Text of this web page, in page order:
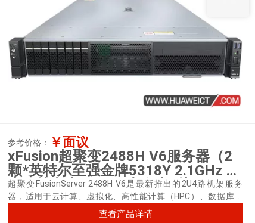
参考价格： ￥面议
xFusion超聚变2488H V6服务器（2
颗*英特尔至强金牌5318Y 2.1GHz 四
十八核心丨128GB 内存丨8块*600GB
SAS硬盘丨SR430C-M 1G缓存阵列卡
丨900W双电源丨三年质保）
超聚变FusionServer 2488H V6是最新推出的2U4路机架服务
器，适用于云计算、虚拟化、高性能计算（HPC）、数据库、
SAP HANA等计算密集型场景。查看产品详情